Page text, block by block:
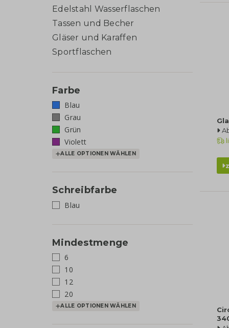
Edelstahl Wasserflaschen
Tassen und Becher
Gläser und Karaffen
Sportflaschen
Farbe
Blau
Grau
Grün
Violett
ALLE OPTIONEN WÄHLEN
Schreibfarbe
Blau
Mindestmenge
6
10
12
20
ALLE OPTIONEN WÄHLEN